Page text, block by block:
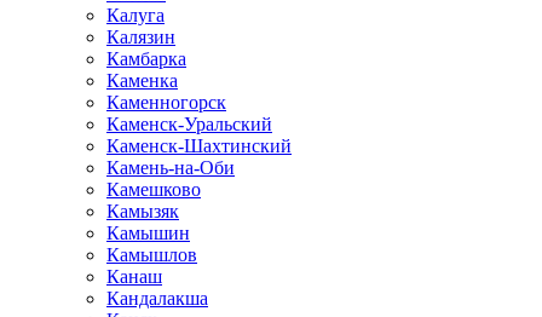
Калуга
Калязин
Камбарка
Каменка
Каменногорск
Каменск-Уральский
Каменск-Шахтинский
Камень-на-Оби
Камешково
Камызяк
Камышин
Камышлов
Канаш
Кандалакша